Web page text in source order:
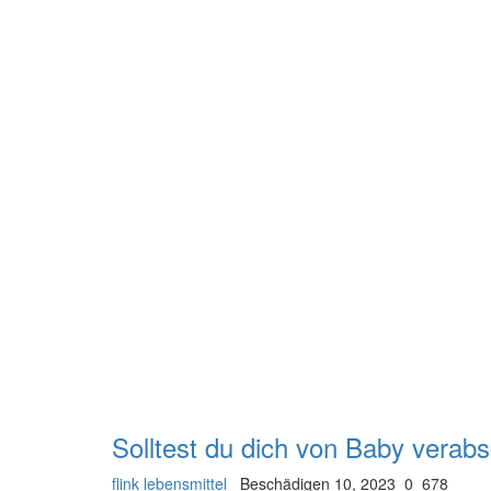
Solltest du dich von Baby
flink lebensmittel Beschädigen 10, 2023 0 678